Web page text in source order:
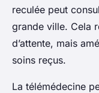
reculée peut
grande ville. Cela
d’attente, mais
soins reçus.
La télémédecine